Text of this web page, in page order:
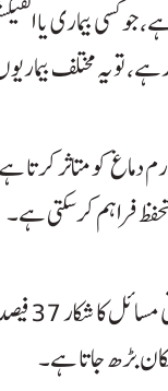
جو کسی بیماری یا
تو یہ مختلف
کو متاثر کرتا
فراہم کر سکتی ہے۔
تحقیق
بڑھ جاتا ہے۔